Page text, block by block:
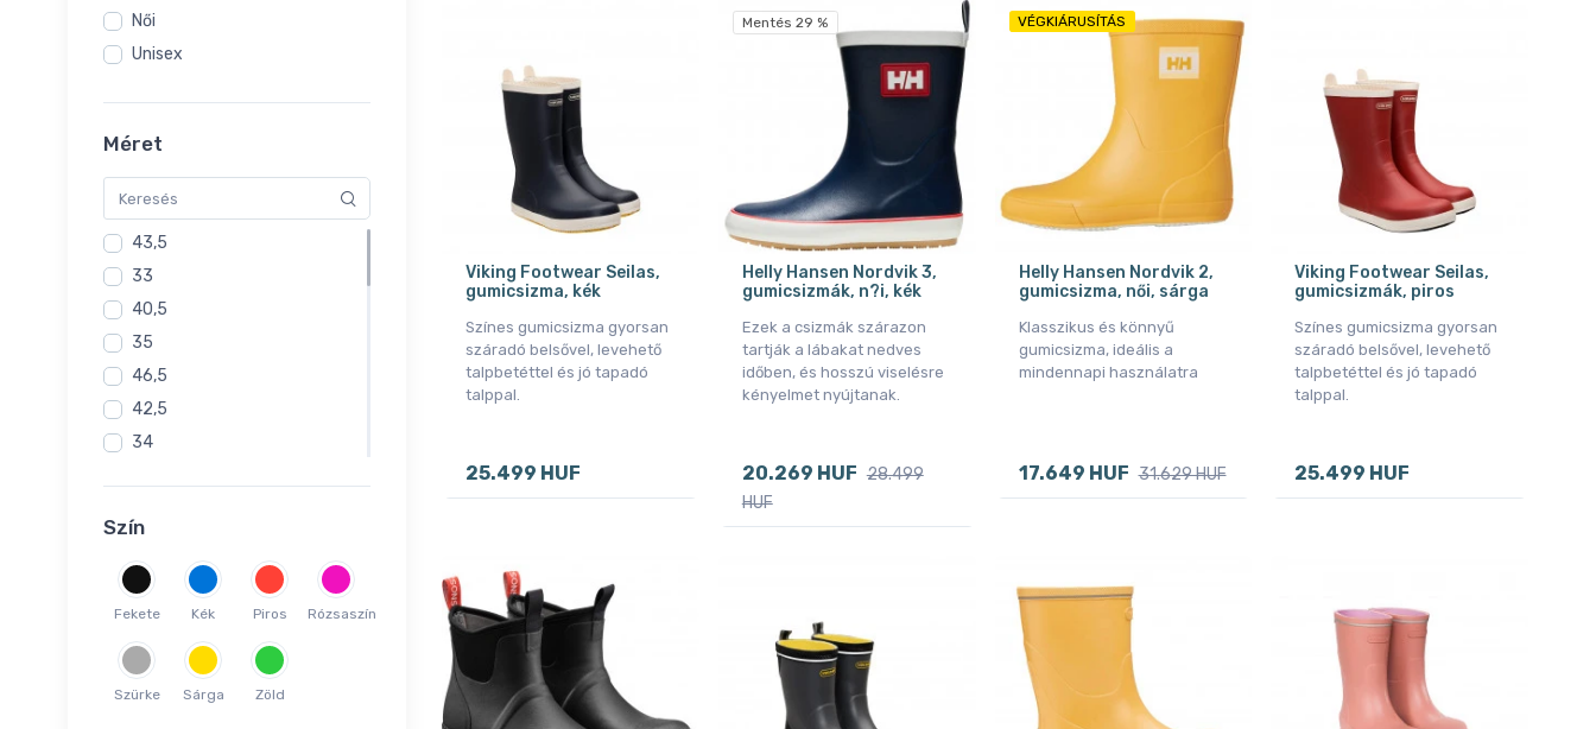
Női
Unisex
Méret
43,5
33
40,5
35
46,5
42,5
34
27
28
29
30
Szín
Fekete Kék Piros Rózsaszín
Szürke Sárga Zöld
Viking Footwear Seilas,
gumicsizma, kék
Színes gumicsizma gyorsan
száradó belsővel, levehető
talpbetéttel és jó tapadó
talppal.
25.499 HUF
Mentés 29 %
Helly Hansen Nordvik 3,
gumicsizmák, n?i, kék
Ezek a csizmák szárazon
tartják a lábakat nedves
időben, és hosszú viselésre
kényelmet nyújtanak.
20.269 HUF 28.499
HUF
VÉGKIÁRUSÍTÁS
Helly Hansen Nordvik 2,
gumicsizma, női, sárga
Klasszikus és könnyű
gumicsizma, ideális a
mindennapi használatra
17.649 HUF 31.629 HUF
Viking Footwear Seilas,
gumicsizmák, piros
Színes gumicsizma gyorsan
száradó belsővel, levehető
talpbetéttel és jó tapadó
talppal.
25.499 HUF